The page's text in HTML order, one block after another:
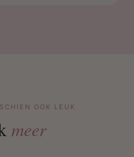
OOK LEUK
meer